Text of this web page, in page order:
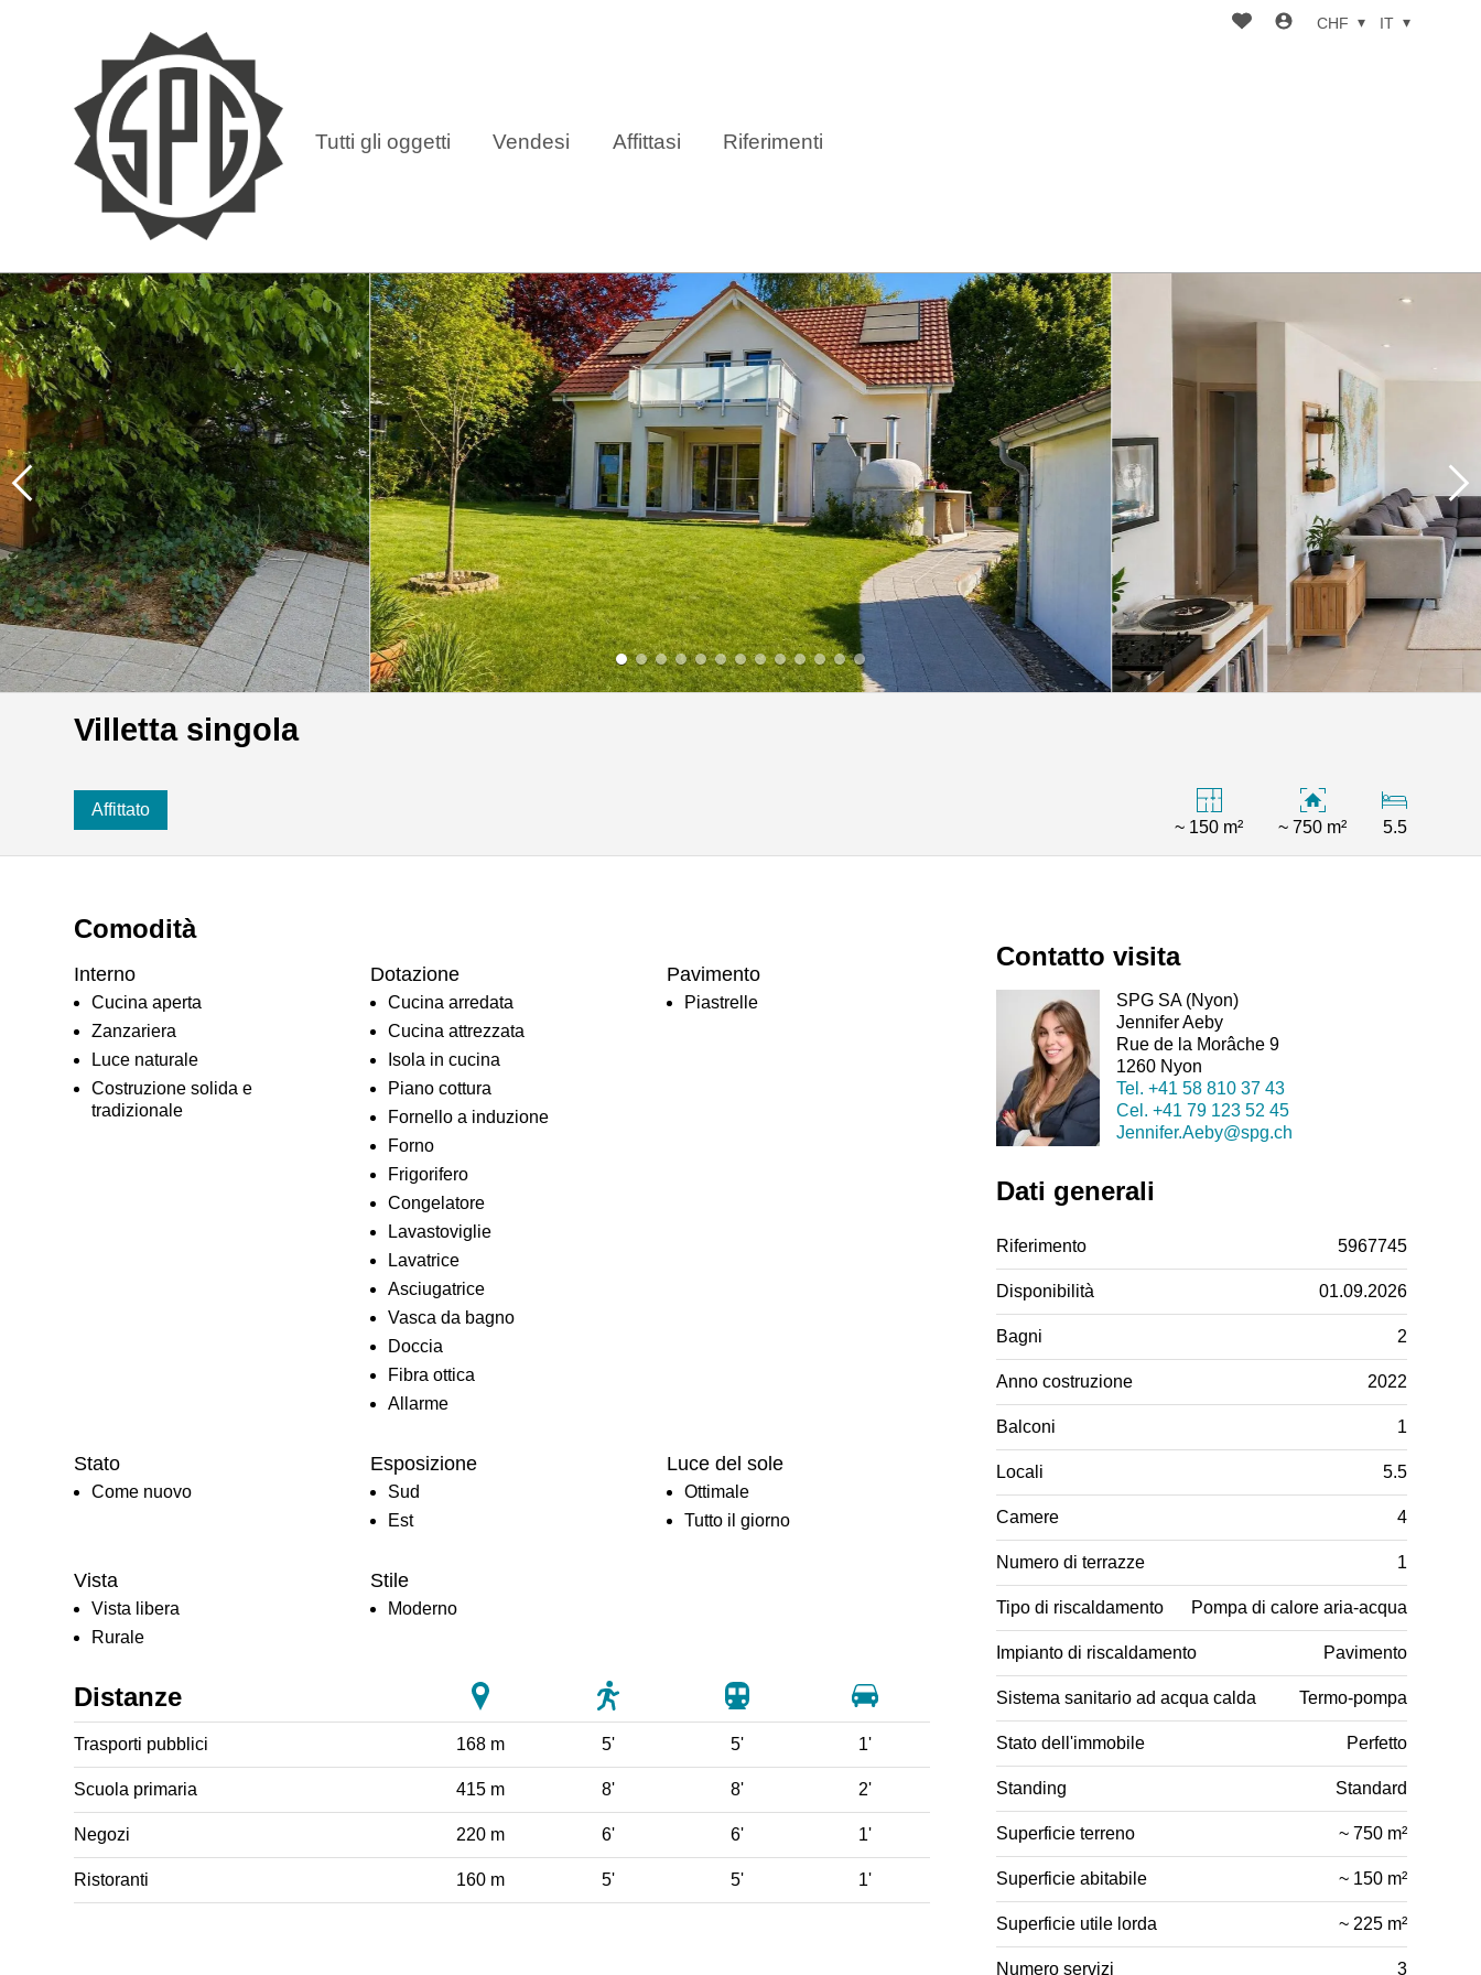
Tutti gli oggetti Vendesi Affittasi Riferimenti
CHF IT
Villetta singola
Affittato
~ 150 m²
~ 750 m² 5.5
Comodità
Interno
Cucina aperta
Zanzariera
Luce naturale
Costruzione solida e
tradizionale
Dotazione
Cucina arredata
Cucina attrezzata
Isola in cucina
Piano cottura
Fornello a induzione
Forno
Frigorifero
Congelatore
Lavastoviglie
Lavatrice
Asciugatrice
Vasca da bagno
Doccia
Fibra ottica
Allarme
Pavimento
Piastrelle
Stato
Come nuovo
Esposizione
Sud
Est
Luce del sole
Ottimale
Tutto il giorno
Vista
Vista libera
Rurale
Stile
Moderno
Distanze
Trasporti pubblici 168 m 5' 5' 1'
Scuola primaria 415 m 8' 8' 2'
Negozi 220 m 6' 6' 1'
Ristoranti 160 m 5' 5' 1'
Contatto visita
SPG SA (Nyon)
Jennifer Aeby
Rue de la Morâche 9
1260 Nyon
Tel. +41 58 810 37 43
Cel. +41 79 123 52 45
Jennifer.Aeby@spg.ch
Dati generali
Riferimento 5967745
Disponibilità 01.09.2026
Bagni 2
Anno costruzione 2022
Balconi 1
Locali 5.5
Camere 4
Numero di terrazze 1
Tipo di riscaldamento Pompa di calore aria-acqua
Impianto di riscaldamento Pavimento
Sistema sanitario ad acqua calda Termo-pompa
Stato dell'immobile Perfetto
Standing Standard
Superficie terreno ~ 750 m²
Superficie abitabile ~ 150 m²
Superficie utile lorda ~ 225 m²
Numero servizi 3